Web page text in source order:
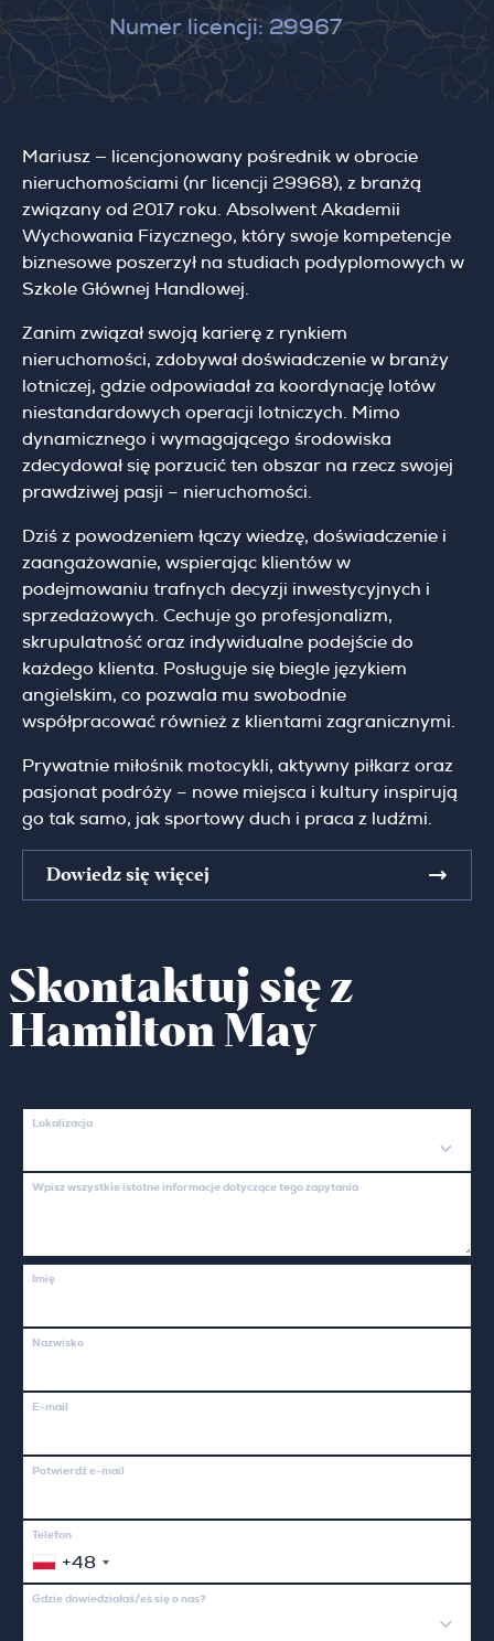
Numer licencji: 29967
Mariusz — licencjonowany pośrednik w obrocie
nieruchomościami (nr licencji 29968), z branżą
związany od 2017 roku. Absolwent Akademii
Wychowania Fizycznego, który swoje kompetencje
biznesowe poszerzył na studiach podyplomowych w
Szkole Głównej Handlowej.
Zanim związał swoją karierę z rynkiem
nieruchomości, zdobywał doświadczenie w branży
lotniczej, gdzie odpowiadał za koordynację lotów
niestandardowych operacji lotniczych. Mimo
dynamicznego i wymagającego środowiska
zdecydował się porzucić ten obszar na rzecz swojej
prawdziwej pasji – nieruchomości.
Dziś z powodzeniem łączy wiedzę, doświadczenie i
zaangażowanie, wspierając klientów w
podejmowaniu trafnych decyzji inwestycyjnych i
sprzedażowych. Cechuje go profesjonalizm,
skrupulatność oraz indywidualne podejście do
każdego klienta. Posługuje się biegle językiem
angielskim, co pozwala mu swobodnie
współpracować również z klientami zagranicznymi.
Prywatnie miłośnik motocykli, aktywny piłkarz oraz
pasjonat podróży – nowe miejsca i kultury inspirują
go tak samo, jak sportowy duch i praca z ludźmi.
Dowiedz się więcej
Skontaktuj się z
Hamilton May
Lokalizacja
Wpisz wszystkie istotne informacje dotyczące tego zapytania
Imię
Nazwisko
E-mail
Potwierdź e-mail
Telefon
+48
Gdzie dowiedziałaś/eś się o nas?